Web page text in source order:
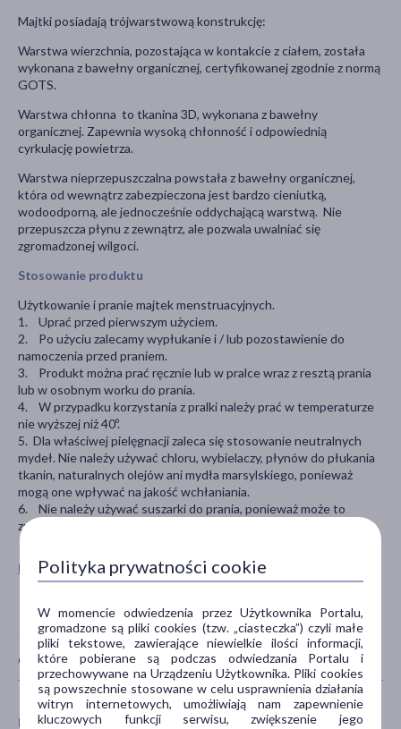
Pokaż wszystkie produkty SILVER CARE
Majtki posiadają trójwarstwową konstrukcję:
Warstwa wierzchnia, pozostająca w kontakcie z ciałem, została
wykonana z bawełny organicznej, certyfikowanej zgodnie z normą
GOTS.
Warstwa chłonna to tkanina 3D, wykonana z bawełny
organicznej. Zapewnia wysoką chłonność i odpowiednią
cyrkulację powietrza.
Warstwa nieprzepuszczalna powstała z bawełny organicznej,
która od wewnątrz zabezpieczona jest bardzo cieniutką,
wodoodporną, ale jednocześnie oddychającą warstwą. Nie
przepuszcza płynu z zewnątrz, ale pozwala uwalniać się
zgromadzonej wilgoci.
Stosowanie produktu
Użytkowanie i pranie majtek menstruacyjnych.
1. Uprać przed pierwszym użyciem.
2. Po użyciu zalecamy wypłukanie i / lub pozostawienie do
namoczenia przed praniem.
3. Produkt można prać ręcznie lub w pralce wraz z resztą prania
lub w osobnym worku do prania.
4. W przypadku korzystania z pralki należy prać w temperaturze
nie wyższej niż 40º.
5. Dla właściwej pielęgnacji zaleca się stosowanie neutralnych
mydeł. Nie należy używać chloru, wybielaczy, płynów do płukania
tkanin, naturalnych olejów ani mydła marsylskiego, ponieważ
mogą one wpływać na jakość wchłaniania.
6. Nie należy używać suszarki do prania, ponieważ może to
zmniejszyć ich chłonność.
CECHY PRODUKTU
PŁEĆ WIEK
Polityka prywatności cookie
W momencie odwiedzenia przez Użytkownika Portalu,
gromadzone są pliki cookies (tzw. „ciasteczka”) czyli małe
pliki tekstowe, zawierające niewielkie ilości informacji,
które pobierane są podczas odwiedzania Portalu i
przechowywane na Urządzeniu Użytkownika. Pliki cookies
są powszechnie stosowane w celu usprawnienia działania
witryn internetowych, umożliwiają nam zapewnienie
kluczowych funkcji serwisu, zwiększenie jego